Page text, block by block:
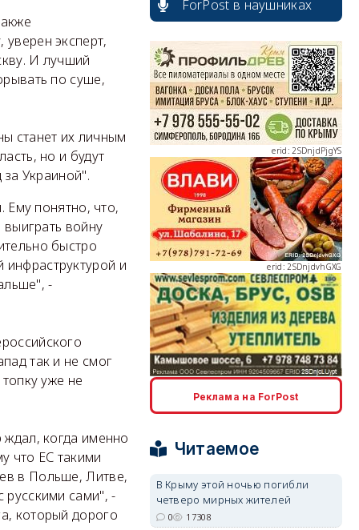
эксперт,
И лучший
по суше,
станет их личным
но и будут
Украиной".
Ему понятно, что,
войну
быстро
и
-
так и не смог
уже не
когда именно
что ЕС такими
в Польше, Литве,
русскими сами", -
который дорого
ForPost в наушниках
erid: 2SDnjdPjgYS
erid: 2SDnjdvhGXG
erid: 2SDnjcLUypt
erid: 2SDnjcrDNw6
Реклама на ForPost
Читаемое
В Крыму этой ночью погибли
четверо мирных жителей
0 17308